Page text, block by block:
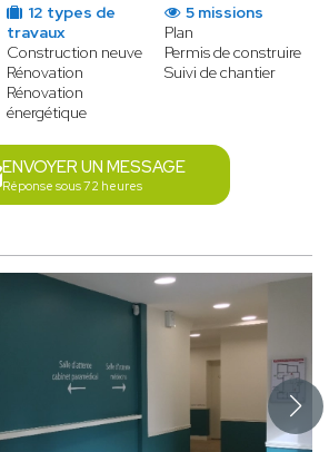
12 types de
travaux
Construction neuve
Rénovation
Rénovation
énergétique
5 missions
Plan
Permis de construire
Suivi de chantier
ENVOYER UN MESSAGE
Réponse sous 72 heures